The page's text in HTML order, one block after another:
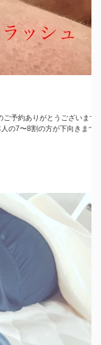
予約ありがとうございます😌